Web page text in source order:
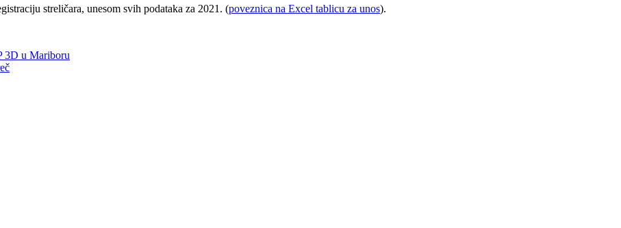
streličara, unesom svih podataka za 2021. (poveznica na Excel tablicu za unos).
3D u Mariboru